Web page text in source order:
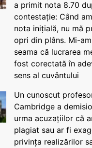
a primit nota 8.70
contestație: Când
nota inițială, nu mă
opri din plâns. Mi-
seama că lucrarea
fost corectată în
sens al cuvântului
Un cunoscut
Cambridge a
urma acuzațiilor că
plagiat sau ar fi
privința realizărilor